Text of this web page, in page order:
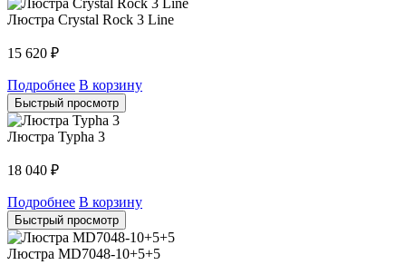
Люстра Crystal Rock 3 Line
15 620 ₽
Подробнее В корзину
Быстрый просмотр
Люстра Typha 3
18 040 ₽
Подробнее В корзину
Быстрый просмотр
Люстра MD7048-10+5+5